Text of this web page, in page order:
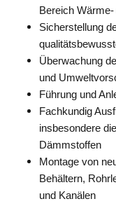
Bereich Wärme-
Sicherstellung
Überwachung
und
Führung und
Fachkundig
insbesondere
Dämmstoffen
Montage von
Behältern,
und Kanälen